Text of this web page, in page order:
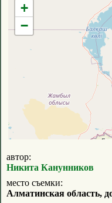
+
−
автор:
Никита Канунников
место съемки:
Алматинская область,